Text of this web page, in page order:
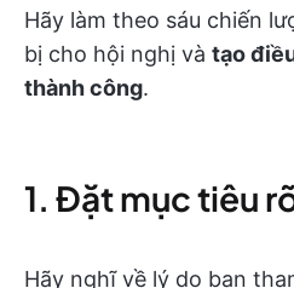
Hãy làm theo sáu chiến
bị cho hội nghị và tạo
thành công.
1. Đặt mục tiêu
Hãy nghĩ về lý do bạn